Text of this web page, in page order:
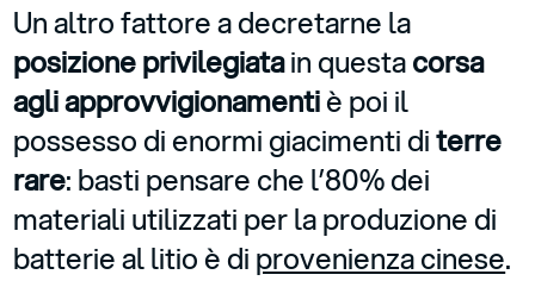
Un altro fattore a decretarne la
posizione privilegiatain questacorsa
agli approvvigionamentiè poi il
possesso di enormi giacimenti diterre
rare: basti pensare che l’80% dei
materiali utilizzati per la produzione di
batterie al litio è di provenienza cinese.